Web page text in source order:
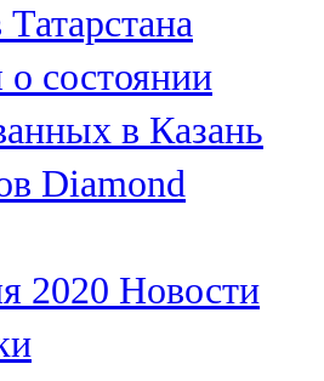
о состоянии
в Казань
Diamond
2020 Новости